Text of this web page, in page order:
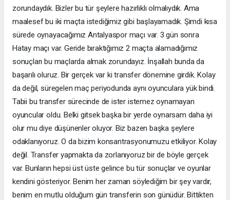
zorundaydık. Bizler bu tür şeylere hazırlıklı olmalıydık. Ama
maalesef bu iki maçta istediğimiz gibi başlayamadık. Şimdi kısa
sürede oynayacağımız Antalyaspor maçı var. 3 gün sonra
Hatay maçı var. Geride bıraktığımız 2 maçta alamadığımız
sonuçları bu maçlarda almak zorundayız. İnşallah bunda da
başarılı oluruz. Bir gerçek var ki transfer dönemine girdik. Kolay
da değil, süregelen maç periyodunda aynı oyunculara yük bindi.
Tabii bu transfer sürecinde de ister istemez oynamayan
oyuncular oldu. Belki gitsek başka bir yerde oynarsam daha iyi
olur mu diye düşünenler oluyor. Biz bazen başka şeylere
odaklanıyoruz. O da bizim konsantrasyonumuzu etkiliyor. Kolay
değil. Transfer yapmakta da zorlanıyoruz bir de böyle gerçek
var. Bunların hepsi üst üste gelince bu tür sonuçlar ve oyunlar
kendini gösteriyor. Benim her zaman söylediğim bir şey vardır,
benim en mutlu olduğum gün transferin son günüdür. Bittikten